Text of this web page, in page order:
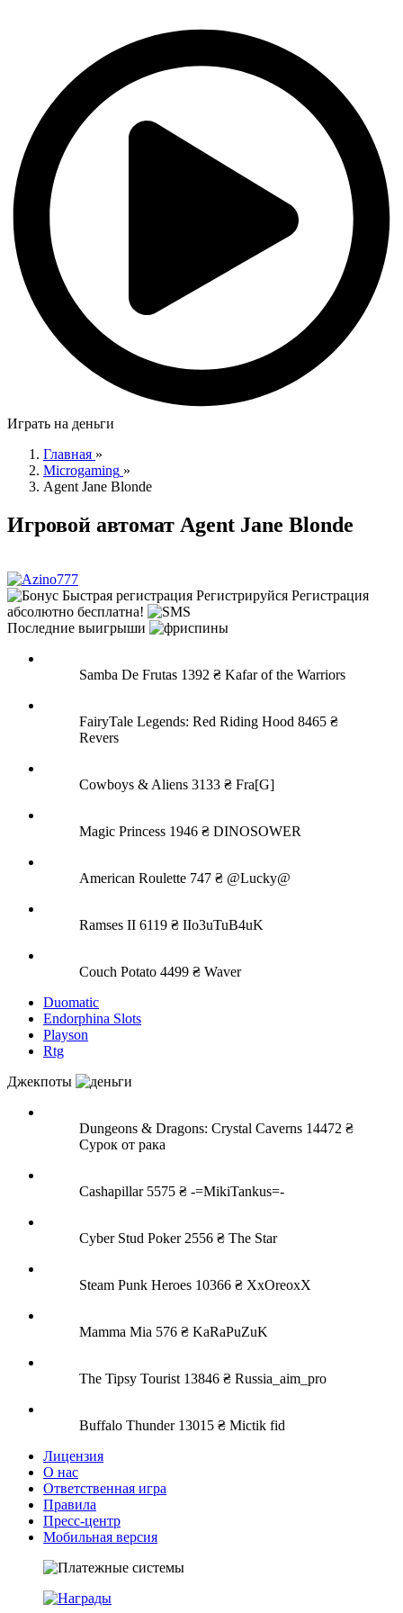
Играть на деньги
Главная »
Microgaming »
Agent Jane Blonde
Игровой автомат Agent Jane Blonde
Быстрая регистрация Регистрируйся Регистрация
абсолютно бесплатна!
Последние выигрыши
Samba De Frutas 1392 ₴ Kafar of the Warriors
FairyTale Legends: Red Riding Hood 8465 ₴
Revers
Cowboys & Aliens 3133 ₴ Fra[G]
Magic Princess 1946 ₴ DINOSOWER
American Roulette 747 ₴ @Lucky@
Ramses II 6119 ₴ IIo3uTuB4uK
Couch Potato 4499 ₴ Waver
Duomatic
Endorphina Slots
Playson
Rtg
Джекпоты
Dungeons & Dragons: Crystal Caverns 14472 ₴
Сурок от рака
Cashapillar 5575 ₴ -=MikiTankus=-
Cyber Stud Poker 2556 ₴ The Star
Steam Punk Heroes 10366 ₴ XxOreoxX
Mamma Mia 576 ₴ KaRaPuZuK
The Tipsy Tourist 13846 ₴ Russia_aim_pro
Buffalo Thunder 13015 ₴ Mictik fid
Лицензия
О нас
Ответственная игра
Правила
Пресс-центр
Мобильная версия